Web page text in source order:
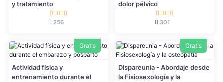
y tratamiento
256
dolor pélvico
301
Gratis
Actividad física y
entrenamiento durante el
Gratis
Dispareunia - Abordaje desde
la Fisiosexología y la